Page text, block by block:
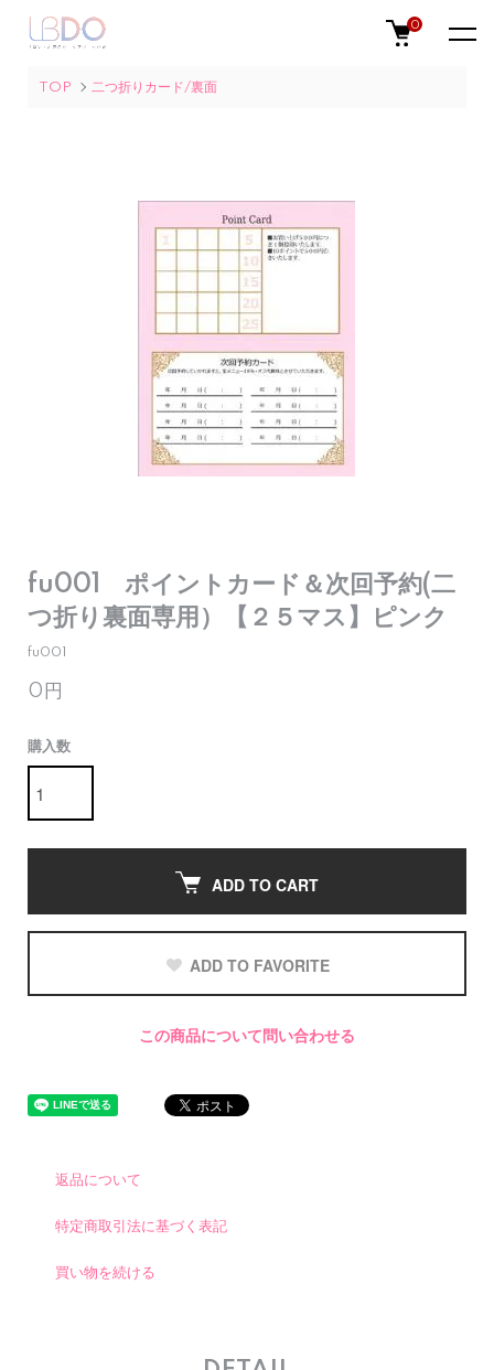
0
TOP 二つ折りカード/裏面
fu001 ポイントカード＆次回予約(二
つ折り裏面専用）【２５マス】ピンク
fu001
0円
購入数
ADD TO CART
ADD TO FAVORITE
この商品について問い合わせる
返品について
特定商取引法に基づく表記
買い物を続ける